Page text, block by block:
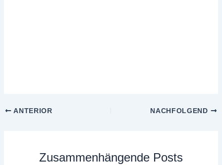
ANTERIOR NACHFOLGEND
Zusammenhängende Posts